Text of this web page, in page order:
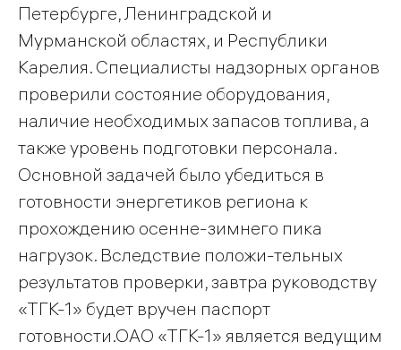
Петербурге, Ленинградской и
Мурманской областях, и Республики
Карелия. Специалисты надзорных органов
проверили состояние оборудования,
наличие необходимых запасов топлива, а
также уровень подготовки персонала.
Основной задачей было убедиться в
готовности энергетиков региона к
прохождению осенне-зимнего пика
нагрузок. Вследствие положи-тельных
результатов проверки, завтра руководству
«ТГК-1» будет вручен паспорт
готовности.ОАО «ТГК-1» является ведущим